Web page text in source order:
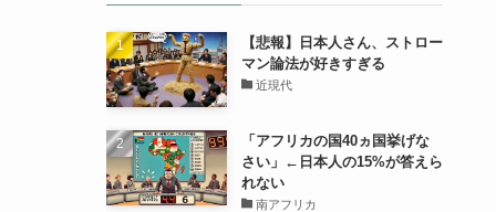
【悲報】日本人さん、ストロー
マン論法が好きすぎる
近現代
「アフリカの国40ヵ国挙げな
さい」←日本人の15%が答えら
れない
南アフリカ